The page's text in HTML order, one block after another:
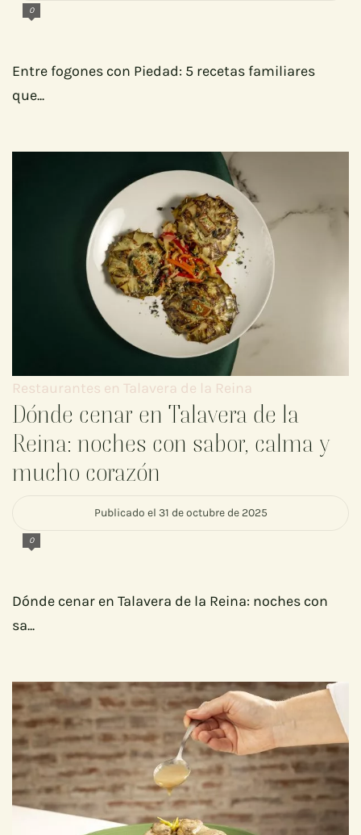
0
Entre fogones con Piedad: 5 recetas familiares
que...
Restaurantes en Talavera de la Reina
Dónde cenar en Talavera de la
Reina: noches con sabor, calma y
mucho corazón
Publicado el 31 de octubre de 2025
0
Dónde cenar en Talavera de la Reina: noches con
sa...